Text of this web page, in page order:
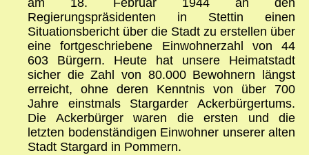
am 18. Februar 1944 an den
Regierungspräsidenten in Stettin einen
Situationsbericht über die Stadt zu erstellen über
eine fortgeschriebene Einwohnerzahl von 44
603 Bürgern. Heute hat unsere Heimatstadt
sicher die Zahl von 80.000 Bewohnern längst
erreicht, ohne deren Kenntnis von über 700
Jahre einstmals Stargarder Ackerbürgertums.
Die Ackerbürger waren die ersten und die
letzten bodenständigen Einwohner unserer alten
Stadt Stargard in Pommern.